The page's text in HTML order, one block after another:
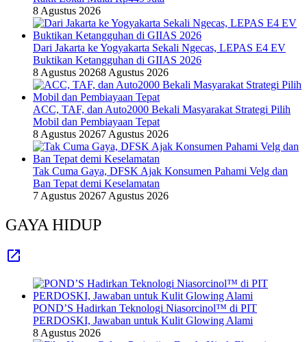
8 Agustus 2026
Dari Jakarta ke Yogyakarta Sekali Ngecas, LEPAS E4 EV
Buktikan Ketangguhan di GIIAS 2026
8 Agustus 20268 Agustus 2026
ACC, TAF, dan Auto2000 Bekali Masyarakat Strategi Pilih
Mobil dan Pembiayaan Tepat
8 Agustus 20267 Agustus 2026
Tak Cuma Gaya, DFSK Ajak Konsumen Pahami Velg dan
Ban Tepat demi Keselamatan
7 Agustus 20267 Agustus 2026
GAYA HIDUP
POND’S Hadirkan Teknologi Niasorcinol™ di PIT
PERDOSKI, Jawaban untuk Kulit Glowing Alami
8 Agustus 2026